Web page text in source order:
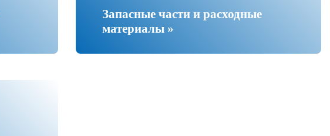
Запасные части и расходные
материалы »